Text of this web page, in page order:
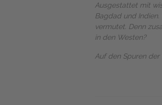
Ausgestattet mit
Bagdad und
vermutet. Denn
in den Westen?
Auf den Spuren